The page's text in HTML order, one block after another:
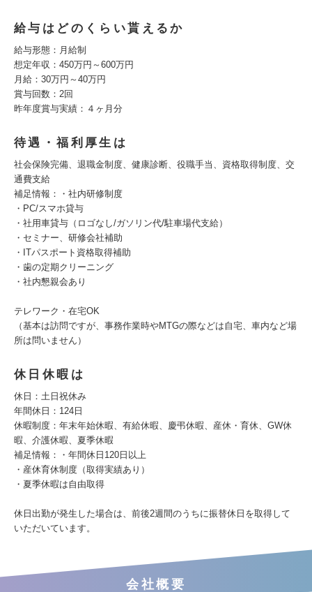
給与はどのくらい貰えるか
給与形態：月給制
想定年収：450万円～600万円
月給：30万円～40万円
賞与回数：2回
昨年度賞与実績：４ヶ月分
待遇・福利厚生は
社会保険完備、退職金制度、健康診断、役職手当、資格取得制度、交
通費支給
補足情報：・社内研修制度
・PC/スマホ貸与
・社用車貸与（ロゴなし/ガソリン代/駐車場代支給）
・セミナー、研修会社補助
・ITパスポート資格取得補助
・歯の定期クリーニング
・社内懇親会あり
テレワーク・在宅OK
（基本は訪問ですが、事務作業時やMTGの際などは自宅、車内など場
所は問いません）
休日休暇は
休日：土日祝休み
年間休日：124日
休暇制度：年末年始休暇、有給休暇、慶弔休暇、産休・育休、GW休
暇、介護休暇、夏季休暇
補足情報：・年間休日120日以上
・産休育休制度（取得実績あり）
・夏季休暇は自由取得
休日出勤が発生した場合は、前後2週間のうちに振替休日を取得して
いただいています。
会社概要